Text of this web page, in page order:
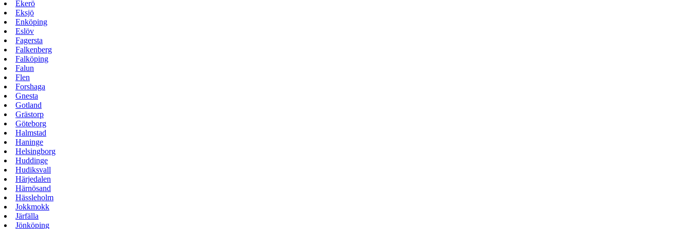
Ekerö
Eksjö
Enköping
Eslöv
Fagersta
Falkenberg
Falköping
Falun
Flen
Forshaga
Gnesta
Gotland
Grästorp
Göteborg
Halmstad
Haninge
Helsingborg
Huddinge
Hudiksvall
Härjedalen
Härnösand
Hässleholm
Jokkmokk
Järfälla
Jönköping